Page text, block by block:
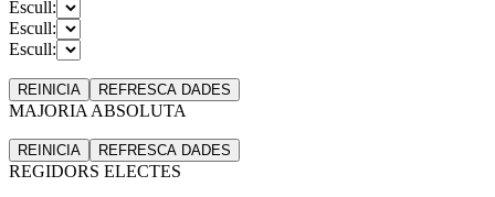
Escull:
Escull:
Escull:
REINICIA REFRESCA DADES
MAJORIA ABSOLUTA
REINICIA REFRESCA DADES
REGIDORS ELECTES